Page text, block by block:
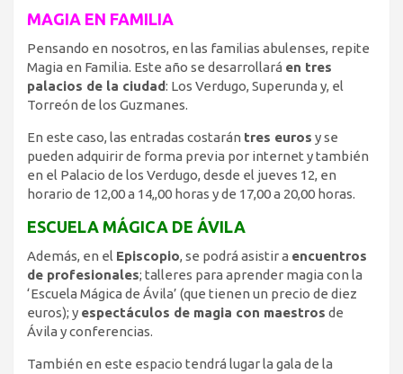
MAGIA EN FAMILIA
Pensando en nosotros, en las familias abulenses, repite
Magia en Familia. Este año se desarrollará en tres
palacios de la ciudad: Los Verdugo, Superunda y, el
Torreón de los Guzmanes.
En este caso, las entradas costarán tres euros y se
pueden adquirir de forma previa por internet y también
en el Palacio de los Verdugo, desde el jueves 12, en
horario de 12,00 a 14,,00 horas y de 17,00 a 20,00 horas.
ESCUELA MÁGICA DE ÁVILA
Además, en el Episcopio, se podrá asistir a encuentros
de profesionales; talleres para aprender magia con la
‘Escuela Mágica de Ávila’ (que tienen un precio de diez
euros); y espectáculos de magia con maestros de
Ávila y conferencias.
También en este espacio tendrá lugar la gala de la